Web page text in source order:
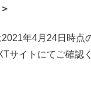
年4月24日時点
サイトにてご確認